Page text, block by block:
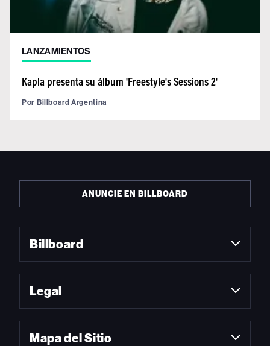
LANZAMIENTOS
Kapla presenta su álbum 'Freestyle's Sessions 2'
Por Billboard Argentina
ANUNCIE EN BILLBOARD
Billboard
Legal
Mapa del Sitio